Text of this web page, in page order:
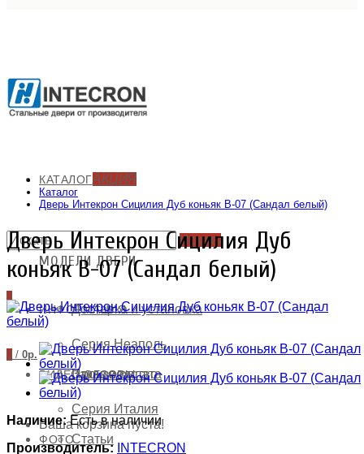
КАТАЛОГАКЦИЯ
МОДЕЛИ ДВЕРИ
Серия Неаполь
Серия Италия
СМЕТА И ОПЛАТА
Доставка и установка
Заказ и оплата
ИНФОРМАЦИЯ
Производство
Статьи
ВИДЕО ОБЗОРЫ
ФОТО
Искать
0
0 / 0р.
Ваша корзина пуста!
Каталог
Дверь Интекрон Сицилия Дуб коньяк В-07 (Сандал белый)
Дверь Интекрон Сицилия Дуб
коньяк В-07 (Сандал белый)
Наличие:Есть в наличии
Производитель: INTECRON